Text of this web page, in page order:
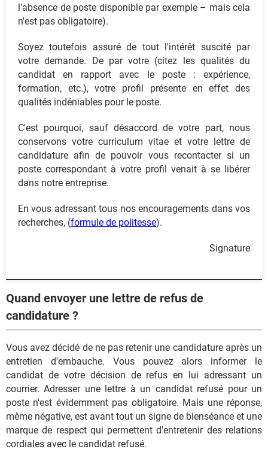
l'absence de poste disponible par exemple – mais cela
n'est pas obligatoire).
Soyez toutefois assuré de tout l'intérêt suscité par
votre demande. De par votre (citez les qualités du
candidat en rapport avec le poste : expérience,
formation, etc.), votre profil présente en effet des
qualités indéniables pour le poste.
C'est pourquoi, sauf désaccord de votre part, nous
conservons votre curriculum vitae et votre lettre de
candidature afin de pouvoir vous recontacter si un
poste correspondant à votre profil venait à se libérer
dans notre entreprise.
En vous adressant tous nos encouragements dans vos
recherches, (formule de politesse).
Signature
Quand envoyer une lettre de refus de
candidature ?
Vous avez décidé de ne pas retenir une candidature après un
entretien d'embauche. Vous pouvez alors informer le
candidat de votre décision de refus en lui adressant un
courrier. Adresser une lettre à un candidat refusé pour un
poste n'est évidemment pas obligatoire. Mais une réponse,
même négative, est avant tout un signe de bienséance et une
marque de respect qui permettent d'entretenir des relations
cordiales avec le candidat refusé.